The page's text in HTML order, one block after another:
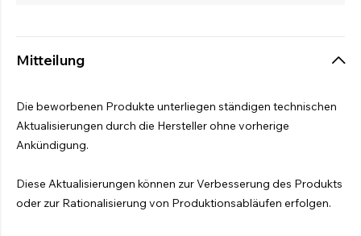
Mitteilung
Die beworbenen Produkte unterliegen ständigen technischen
Aktualisierungen durch die Hersteller ohne vorherige
Ankündigung.
Diese Aktualisierungen können zur Verbesserung des Produkts
oder zur Rationalisierung von Produktionsabläufen erfolgen.